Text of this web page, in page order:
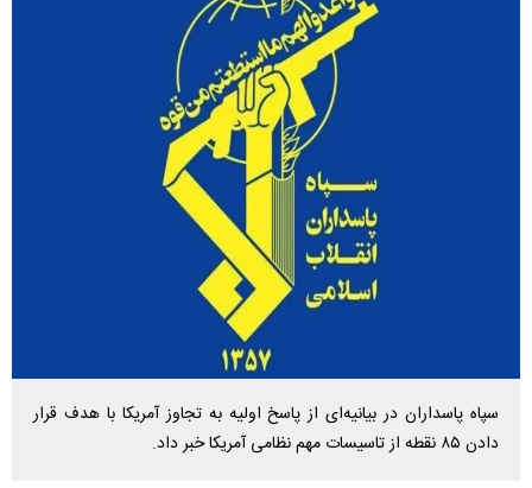
سپاه پاسداران در بیانیه‌ای از پاسخ اولیه به تجاوز آمریکا با هدف قرار
دادن ۸۵ نقطه از تاسیسات مهم نظامی آمریکا خبر داد.